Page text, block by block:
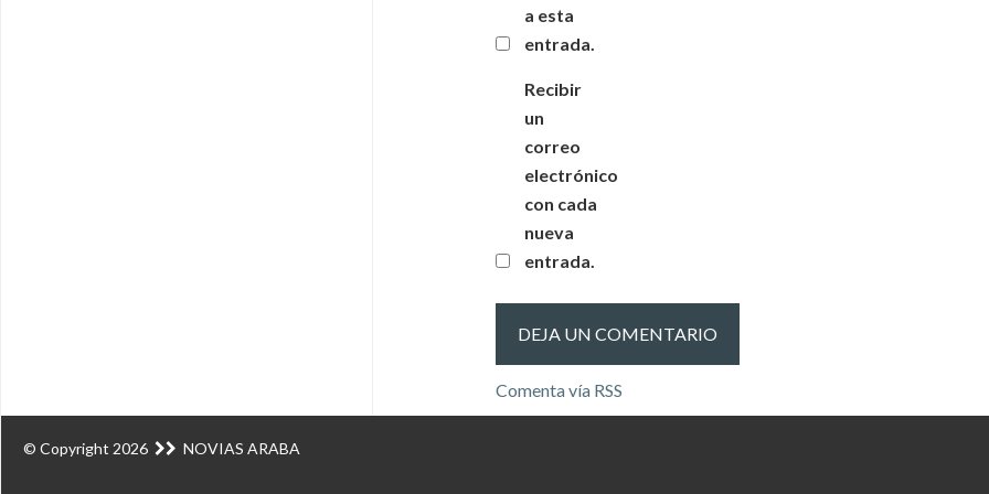
a esta
entrada.
Recibir
un
correo
electrónico
con cada
nueva
entrada.
Comenta vía RSS
© Copyright 2026 NOVIAS ARABA